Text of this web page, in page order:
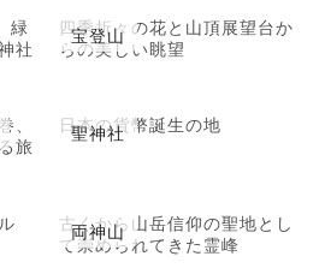
緑
社
宝登山
四季折々の花と山頂展望台か
らの美しい眺望
、
旅
聖神社
日本の貨幣誕生の地
両神山
古くから山岳信仰の聖地とし
て崇められてきた霊峰